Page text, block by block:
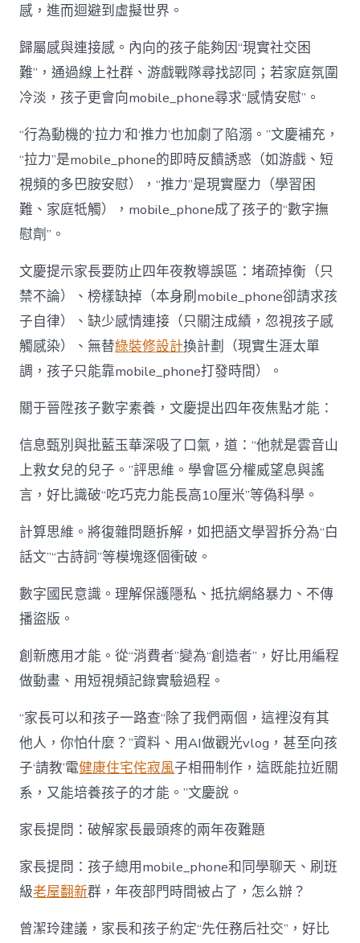
感，進而迴避到虛擬世界。
歸屬感與連接感。內向的孩子能夠因“現實社交困
難”，通過線上社群、游戲戰隊尋找認同；若家庭氛圍
冷淡，孩子更會向mobile_phone尋求“感情安慰”。
“行為動機的‘拉力’和‘推力’也加劇了陷溺。”文慶補充，
“拉力”是mobile_phone的即時反饋誘惑（如游戲、短
視頻的多巴胺安慰），“推力”是現實壓力（學習困
難、家庭牴觸），mobile_phone成了孩子的“數字撫
慰劑”。
文慶提示家長要防止四年夜教導誤區：堵疏掉衡（只
禁不論）、榜樣缺掉（本身刷mobile_phone卻請求孩
子自律）、缺少感情連接（只關注成績，忽視孩子感
觸感染）、無替綠裝修設計換計劃（現實生涯太單
調，孩子只能靠mobile_phone打發時間）。
關于晉陞孩子數字素養，文慶提出四年夜焦點才能：
信息甄別與批藍玉華深吸了口氣，道：“他就是雲音山
上救女兒的兒子。”評思維。學會區分權威望息與謠
言，好比識破“吃巧克力能長高10厘米”等偽科學。
計算思維。將復雜問題拆解，如把語文學習拆分為“白
話文”“古詩詞”等模塊逐個衝破。
數字國民意識。理解保護隱私、抵抗網絡暴力、不傳
播盜版。
創新應用才能。從“消費者”變為“創造者”，好比用編程
做動畫、用短視頻記錄實驗過程。
“家長可以和孩子一路查“除了我們兩個，這裡沒有其
他人，你怕什麼？”資料、用AI做觀光vlog，甚至向孩
子‘請教’電健康住宅侘寂風子相冊制作，這既能拉近關
系，又能培養孩子的才能。”文慶說。
家長提問：破解家長最頭疼的兩年夜難題
家長提問：孩子總用mobile_phone和同學聊天、刷班
級老屋翻新群，年夜部門時間被占了，怎么辦？
曾潔玲建議，家長和孩子約定“先任務后社交”，好比